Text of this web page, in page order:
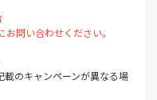
問い合わせください。
のキャンペーンが異なる場